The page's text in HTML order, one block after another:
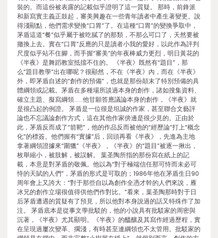
裝的。而這份被表露的記載似乎證明了這一質疑。 那時，前鋒派
和新寫實主義正鼓起，審美興趣在一些青年讀者中產生著變更。說
得淺顯點，他們需求變換“口胃”了。在這種“口胃”的變換爭取中，
茅盾這道“餐”似乎屬于被吃膩了的那類，不那么可口了，天然要被
撤換上去。實在“口胃”反應的只是讀者小我的愛好，以此作為評判
尺度似乎站不住腳，而手握“審美”的年夜棒威力更烈，明日黃花的
《半夜》是舞蹈教室抵擋不住的。 《半夜》既然有“題目”，那
么“題目教學”出在哪呢？很顯然，不在《半夜》內，而在《半夜》
外，即茅盾自述的“創作的預備”，也就是那份顛末了特別預備的具
體綱領或記載。茅盾在多種場所談過本身的創作，諸如搜集資料、
確立主題、擬寫綱領……他甘願答應議論本身的創作，《半夜》就
是很凸起的例證。 茅盾是一位很是坦誠的作家，甚至聯合文藝評
論也不忘議論創作方式，這在其他作家傍邊是很少見的。正由於
此，茅盾反而成了“箭靶”，他的作品反而被他的“經歷論”打上“概念
化”的標簽。他們握有“實據”后，回頭再看《半夜》，先進為主地
拿著綱領證據來“圍獵”《半夜》，《半夜》的“題目”被逐一揪出，
枚舉縮小，被肢解，被誤解。 葉圣陶所指的那份寫在紙上的記
載，本意是對茅盾的敬佩。他以為“對于極端信任那可恃而未必可
恃的天賦的人們”，茅盾的形式是可取的；1986年他在茅盾生日90
周年會上又誇大：“對于那些自以為創作全憑才幹的人們來說，雁
冰兄的創作立場很值得供他們作對比。”看來，葉圣陶那時對于日
后茅盾遭遇的質疑有了預見，所以他對本身說過的話又特殊作了加
注。 茅盾底本是從事文學批駁的，他的小說具有批駁家的周密與
沉著，《半夜》尤其顯明。《半夜》的醞釀及其寫作經過歷程，實
在呈現過屢次變革、擱淺，有時甚至連綱領也不太管用。批駁家的